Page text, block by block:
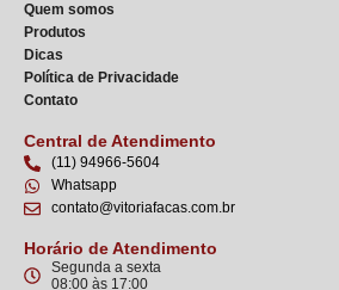
Quem somos
Produtos
Dicas
Política de Privacidade
Contato
Central de Atendimento
(11) 94966-5604
Whatsapp
contato@vitoriafacas.com.br
Horário de Atendimento
Segunda a sexta
08:00 às 17:00